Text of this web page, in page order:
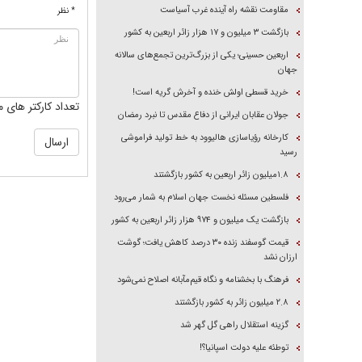
* نظر
تعداد کارکتر های
مقاومت نقشه راه آینده غرب آسیاست
بازگشت ۳ میلیون و ۱۷ هزار زائر اربعین به کشور
اربعین حسینی؛ یکی از بزرگ‌ترین تجمع‌های سالانه
جهان
خرید قسطی اولش خنده و آخرش گریه است!
جولان عقابان ایرانی از دفاع مقدس تا نبرد رمضان
کارخانه رؤیاسازی هالیوود به خط تولید فراموشی
رسید
۱.۸میلیون زائر اربعین به کشور بازگشتند
فلسطین مسئله نخست جهان اسلام به شمار می‌رود
بازگشت یک میلیون و ۹۷۴ هزار زائر اربعین به کشور
قیمت گوسفند زنده ۳۰ درصد کاهش یافت؛ گوشت
ارزان نشد
فرهنگ با بخشنامه و نگاه قیم‌مآبانه اصلاح نمی‌شود
۲.۸ میلیون زائر به کشور بازگشتند
گزینه استقلال راهی گل گهر شد
توطئه علیه دولت اسپانیا؟!